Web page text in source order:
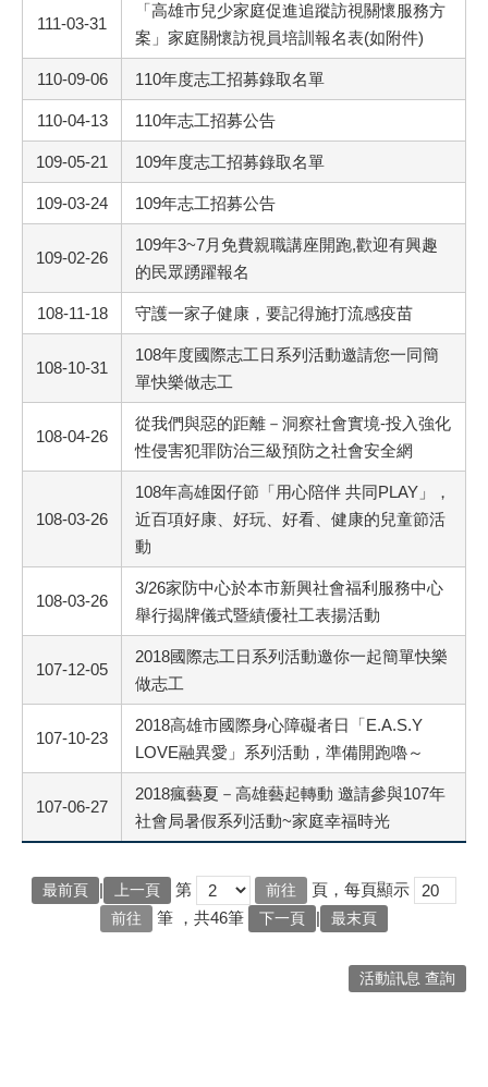
111-03-31
「高雄市兒少家庭促進追蹤訪視關懷服務方
案」家庭關懷訪視員培訓報名表(如附件)
110-09-06 110年度志工招募錄取名單
110-04-13 110年志工招募公告
109-05-21 109年度志工招募錄取名單
109-03-24 109年志工招募公告
109-02-26
109年3~7月免費親職講座開跑,歡迎有興趣
的民眾踴躍報名
108-11-18 守護一家子健康，要記得施打流感疫苗
108-10-31
108年度國際志工日系列活動邀請您一同簡
單快樂做志工
108-04-26
從我們與惡的距離－洞察社會實境-投入強化
性侵害犯罪防治三級預防之社會安全網
108-03-26
108年高雄囡仔節「用心陪伴 共同PLAY」，
近百項好康、好玩、好看、健康的兒童節活
動
108-03-26
3/26家防中心於本市新興社會福利服務中心
舉行揭牌儀式暨績優社工表揚活動
107-12-05
2018國際志工日系列活動邀你一起簡單快樂
做志工
107-10-23
2018高雄市國際身心障礙者日「E.A.S.Y
LOVE融異愛」系列活動，準備開跑嚕～
107-06-27
2018瘋藝夏－高雄藝起轉動 邀請參與107年
社會局暑假系列活動~家庭幸福時光
最前頁 | 上一頁 第
頁，每頁顯示
筆 ，共46筆 下一頁 | 最末頁
活動訊息 查詢